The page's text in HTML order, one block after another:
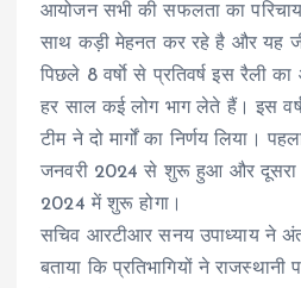
आयोजन सभी की सफलता का
साथ कड़ी मेहनत कर रहे है और यह
पिछले 8 वर्षाे से प्रतिवर्ष इस रैली
हर साल कई लोग भाग लेते हैं। इस वर्ष
टीम ने दो मार्गों का निर्णय लिया।
जनवरी 2024 से शुरू हुआ और
2024 में शुरू होगा।
सचिव आरटीआर सनय उपाध्याय ने
बताया कि प्रतिभागियों ने राजस्थानी